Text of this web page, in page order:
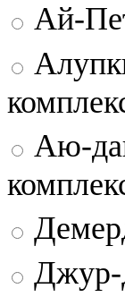
Ай-
Аю-
Джур-